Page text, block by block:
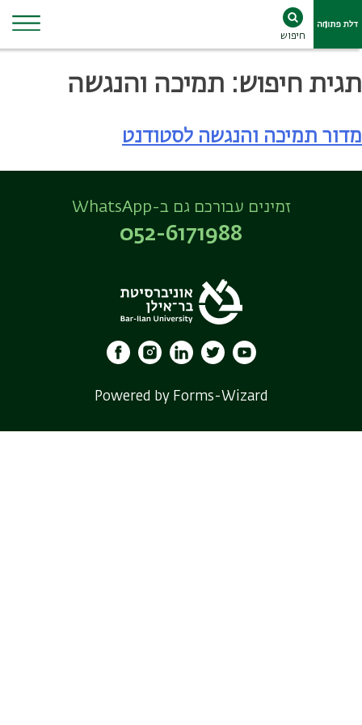
Skip
to
חיפוש
תגית חיפוש: תמיכה והנגשה
מדור תמיכה והנגשה לסטודנט
זמינים עבורכם גם ב-WhatsApp
052-6171988
Powered by Forms-Wizard